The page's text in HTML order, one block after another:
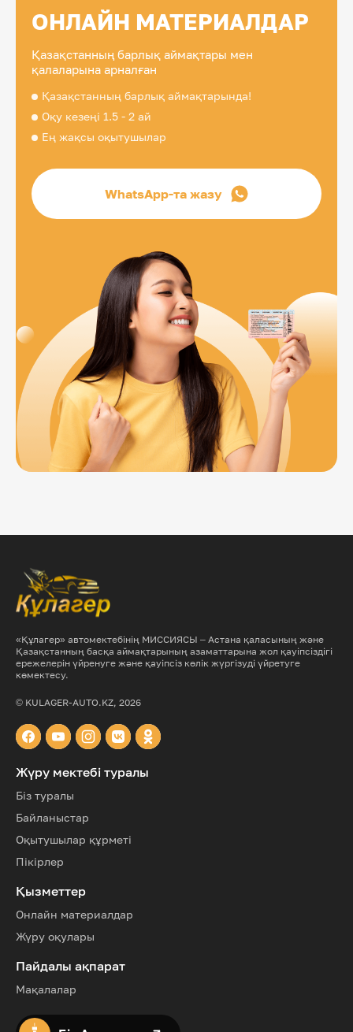
ОНЛАЙН МАТЕРИАЛДАР
Қазақстанның барлық аймақтары мен
қалаларына арналған
Қазақстанның барлық аймақтарында!
Оқу кезеңі 1.5 - 2 ай
Ең жақсы оқытушылар
WhatsApp-та жазу
«Құлагер» автомектебінің МИССИЯСЫ – Астана қаласының және
Қазақстанның басқа аймақтарының азаматтарына жол қауіпсіздігі
ережелерін үйренуге және қауіпсіз көлік жүргізуді үйретуге
көмектесу.
© KULAGER-AUTO.KZ, 2026
Жүру мектебі туралы
Біз туралы
Байланыстар
Оқытушылар құрметі
Пікірлер
Қызметтер
Онлайн материалдар
Жүру оқулары
Пайдалы ақпарат
Мақалалар